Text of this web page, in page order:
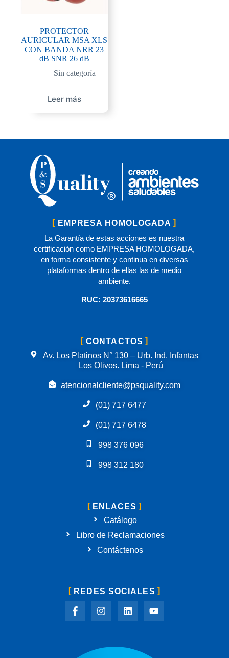
PROTECTOR
AURICULAR MSA XLS
CON BANDA NRR 23
dB SNR 26 dB
Sin categoría
Leer más
EMPRESA HOMOLOGADA
La Garantía de estas acciones es nuestra
certificación como EMPRESA HOMOLOGADA,
en forma consistente y continua en diversas
plataformas dentro de ellas las de medio
ambiente.
RUC: 20373616665
CONTACTOS
Av. Los Platinos N° 130 – Urb. Ind. Infantas
Los Olivos. Lima - Perú
atencionalcliente@psquality.com
(01) 717 6477
(01) 717 6478
998 376 096
998 312 180
ENLACES
Catálogo
Libro de Reclamaciones
Contáctenos
REDES SOCIALES